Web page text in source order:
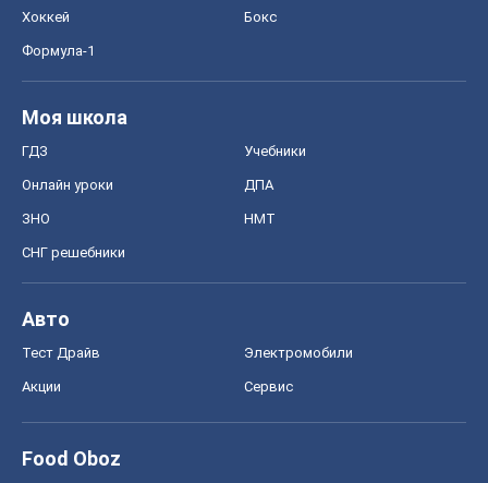
Хоккей Бокс
Формула-1
Моя школа
ГДЗ Учебники
Онлайн уроки ДПА
ЗНО НМТ
СНГ решебники
Авто
Тест Драйв Электромобили
Акции Сервис
Food Oboz